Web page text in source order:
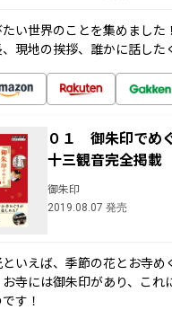
い世界のことを集めました
現地の挨拶、誰かに話した
０１ 御朱印でめ
十三観音完全掲
御朱印
2019.08.07 発売
いえば、季節の花とお寺め
お寺には御朱印があり、これ
す！